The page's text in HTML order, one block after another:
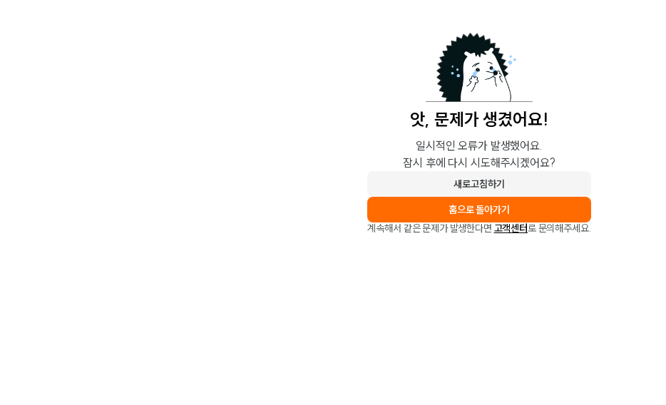
앗, 문제가 생겼어요!
일시적인 오류가 발생했어요.
잠시 후에 다시 시도해주시겠어요?
새로고침하기
홈으로 돌아가기
계속해서 같은 문제가 발생한다면 고객센터로 문의해주세요.